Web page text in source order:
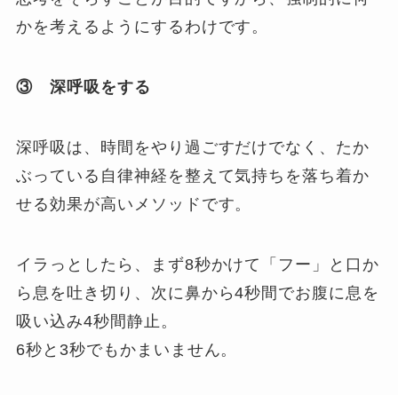
かを考えるようにするわけです。
③ 深呼吸をする
深呼吸は、時間をやり過ごすだけでなく、たか
ぶっている自律神経を整えて気持ちを落ち着か
せる効果が高いメソッドです。
イラっとしたら、まず8秒かけて「フー」と口か
ら息を吐き切り、次に鼻から4秒間でお腹に息を
吸い込み4秒間静止。
6秒と3秒でもかまいません。